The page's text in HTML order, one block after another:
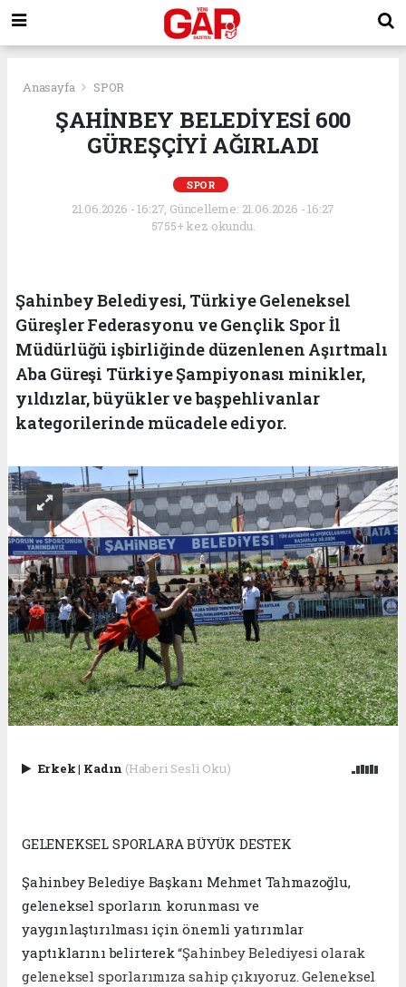
Anasayfa SPOR
ŞAHİNBEY BELEDİYESİ 600
GÜREŞÇİYİ AĞIRLADI
SPOR
21.06.2026 - 16:27, Güncelleme: 21.06.2026 - 16:27
5755+ kez okundu.
Şahinbey Belediyesi, Türkiye Geleneksel
Güreşler Federasyonu ve Gençlik Spor İl
Müdürlüğü işbirliğinde düzenlenen Aşırtmalı
Aba Güreşi Türkiye Şampiyonası minikler,
yıldızlar, büyükler ve başpehlivanlar
kategorilerinde mücadele ediyor.
Erkek| Kadın (Haberi Sesli Oku)
GELENEKSEL SPORLARA BÜYÜK DESTEK
Şahinbey Belediye Başkanı Mehmet Tahmazoğlu,
geleneksel sporların korunması ve
yaygınlaştırılması için önemli yatırımlar
yaptıklarını belirterek“Şahinbey Belediyesi olarak
geleneksel sporlarımıza sahip çıkıyoruz. Geleneksel